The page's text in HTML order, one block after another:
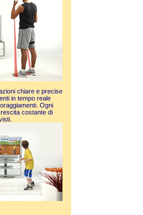
chiare e precise
in tempo reale
Ogni
costante di